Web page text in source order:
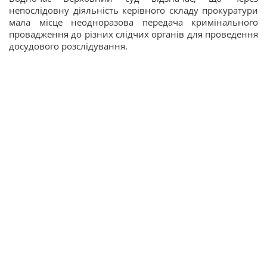
непослідовну діяльність керівного складу прокуратури
мала місце неодноразова передача кримінального
провадження до різних слідчих органів для проведення
досудового розслідування.